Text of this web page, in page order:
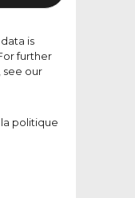
is
further
see our
politique